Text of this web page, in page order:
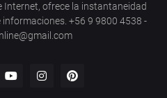
Internet, ofrece la instantaneidad
+56 9 9800 4538 -